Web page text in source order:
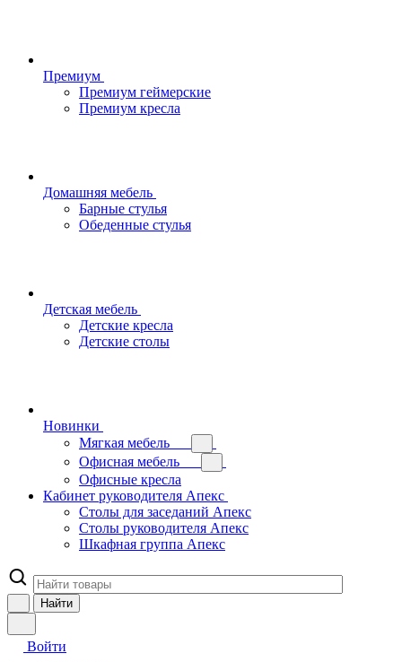
Премиум
Премиум геймерские
Премиум кресла
Домашняя мебель
Барные стулья
Обеденные стулья
Детская мебель
Детские кресла
Детские столы
Новинки
Мягкая мебель
Офисная мебель
Офисные кресла
Кабинет руководителя Апекс
Столы для заседаний Апекс
Столы руководителя Апекс
Шкафная группа Апекс
Найти
Войти